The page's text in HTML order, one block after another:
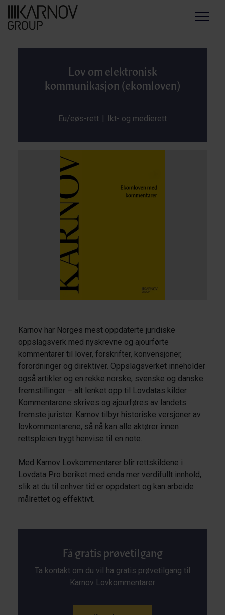
Menu
Lov om elektronisk
kommunikasjon (ekomloven)
|
Karnov har Norges mest oppdaterte juridiske
oppslagsverk med nyskrevne og ajourførte
kommentarer til lover, forskrifter, konvensjoner,
forordninger og direktiver. Oppslagsverket inneholder
også artikler og en rekke norske, svenske og danske
fremstillinger – alt lenket opp til Lovdatas kilder.
Kommentarene skrives og ajourføres av landets
fremste jurister. Karnov tilbyr historiske versjoner av
lovkommentarene, så nå kan alle aktører innen
rettspleien trygt henvise til en note.
Med Karnov Lovkommentarer blir rettskildene i
Lovdata Pro beriket med enda mer verdifullt innhold,
slik at du til enhver tid er oppdatert og kan arbeide
målrettet og effektivt.
Få gratis prøvetilgang
Ta kontakt om du vil ha gratis prøvetilgang til
Karnov Lovkommentarer